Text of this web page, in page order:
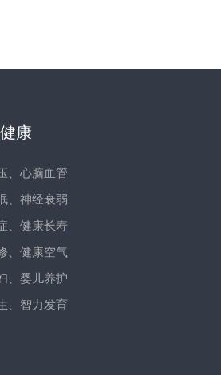
康
、心脑血管
、神经衰弱
、健康长寿
、健康空气
、婴儿养护
、智力发育